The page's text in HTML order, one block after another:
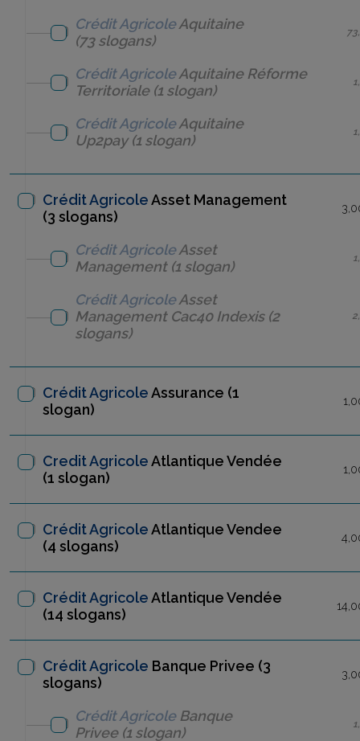
Crédit AgricoleAquitaine
(73 slogans)
Crédit AgricoleAquitaine Réforme
Territoriale(1 slogan)
Crédit AgricoleAquitaine
Up2pay(1 slogan)
Crédit AgricoleAsset Management
(3 slogans)
Crédit AgricoleAsset
Management (1 slogan)
Crédit AgricoleAsset
Management Cac40 Indexis(2
slogans)
Crédit AgricoleAssurance (1
slogan)
Credit AgricoleAtlantique Vendée
(1 slogan)
Crédit AgricoleAtlantique Vendee
(4 slogans)
Crédit AgricoleAtlantique Vendée
(14 slogans)
Crédit Agricole Banque Privee (3
slogans)
Crédit AgricoleBanque
Privee (1 slogan)